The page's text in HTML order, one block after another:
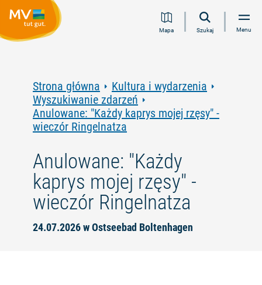
Przejdź
Przejdź
Przejdź
Przejdź
Mapa Szukaj Menu
Strona główna
Kultura i wydarzenia
Wyszukiwanie zdarzeń
Anulowane: "Każdy kaprys mojej rzęsy" -
wieczór Ringelnatza
Anulowane: "Każdy
kaprys mojej rzęsy" -
wieczór Ringelnatza
24.07.2026 w Ostseebad Boltenhagen